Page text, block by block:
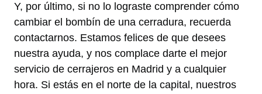
Y, por último, si no lo lograste comprender cómo
cambiar el bombín de una cerradura, recuerda
contactarnos. Estamos felices de que desees
nuestra ayuda, y nos complace darte el mejor
servicio de cerrajeros en Madrid y a cualquier
hora. Si estás en el norte de la capital, nuestros